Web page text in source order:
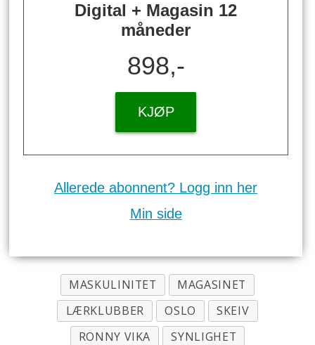
Digital + Magasin 12
måneder
898,-
KJØP
Allerede abonnent? Logg inn her
Min side
MASKULINITET
MAGASINET
LÆRKLUBBER
OSLO
SKEIV
RONNY VIKA
SYNLIGHET